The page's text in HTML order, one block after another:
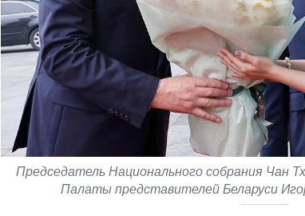
Председатель Национального собрания Чан
Палаты представителей Беларуси